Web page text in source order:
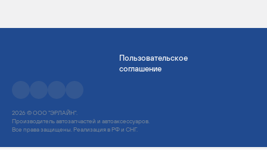
Пользовательское
соглашение
2026 © ООО "ЭРЛАЙН".
Производитель автозапчастей и автоаксессуаров.
Все права защищены. Реализация в РФ и СНГ.